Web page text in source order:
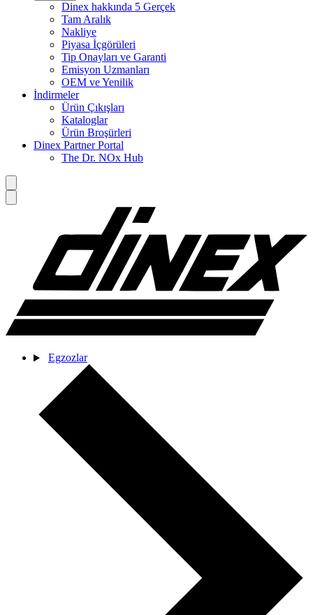
Dinex hakkında 5 Gerçek
Tam Aralık
Nakliye
Piyasa İçgörüleri
Tip Onayları ve Garanti
Emisyon Uzmanları
OEM ve Yenilik
İndirmeler
Ürün Çıkışları
Kataloglar
Ürün Broşürleri
Dinex Partner Portal
The Dr. NOx Hub
Egzozlar